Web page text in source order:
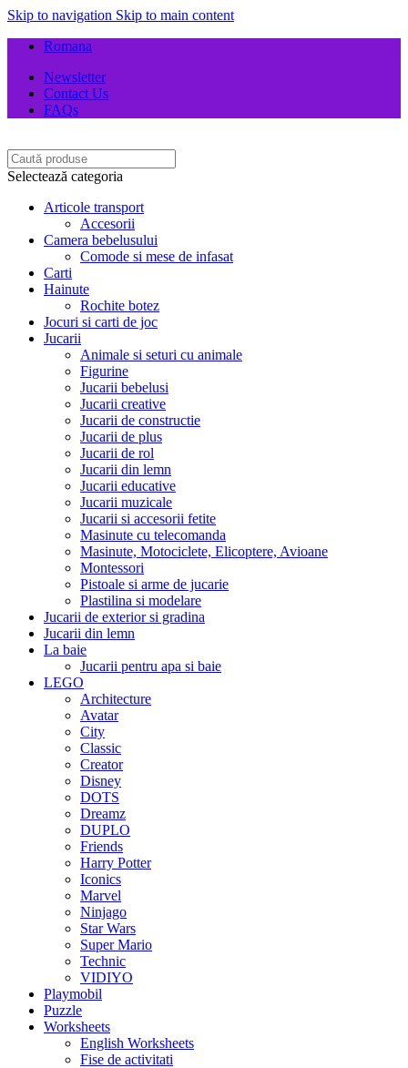
Skip to navigation Skip to main content
Romana
Newsletter
Contact Us
FAQs
Selectează categoria
Articole transport
Accesorii
Camera bebelusului
Comode si mese de infasat
Carti
Hainute
Rochite botez
Jocuri si carti de joc
Jucarii
Animale si seturi cu animale
Figurine
Jucarii bebelusi
Jucarii creative
Jucarii de constructie
Jucarii de plus
Jucarii de rol
Jucarii din lemn
Jucarii educative
Jucarii muzicale
Jucarii si accesorii fetite
Masinute cu telecomanda
Masinute, Motociclete, Elicoptere, Avioane
Montessori
Pistoale si arme de jucarie
Plastilina si modelare
Jucarii de exterior si gradina
Jucarii din lemn
La baie
Jucarii pentru apa si baie
LEGO
Architecture
Avatar
City
Classic
Creator
Disney
DOTS
Dreamz
DUPLO
Friends
Harry Potter
Iconics
Marvel
Ninjago
Star Wars
Super Mario
Technic
VIDIYO
Playmobil
Puzzle
Worksheets
English Worksheets
Fise de activitati